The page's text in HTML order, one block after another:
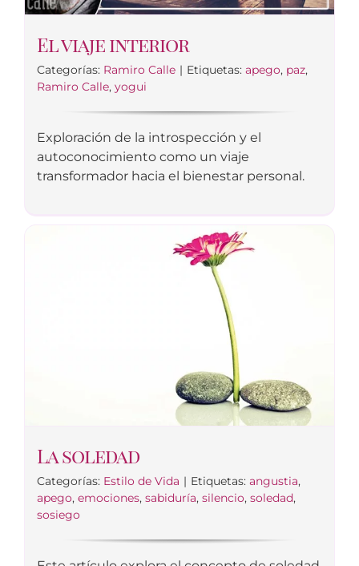
El viaje interior
Categorías: Ramiro Calle | Etiquetas: apego, paz,
Ramiro Calle, yogui
Exploración de la introspección y el
autoconocimiento como un viaje
transformador hacia el bienestar personal.
La soledad
Categorías: Estilo de Vida | Etiquetas: angustia,
apego, emociones, sabiduría, silencio, soledad,
sosiego